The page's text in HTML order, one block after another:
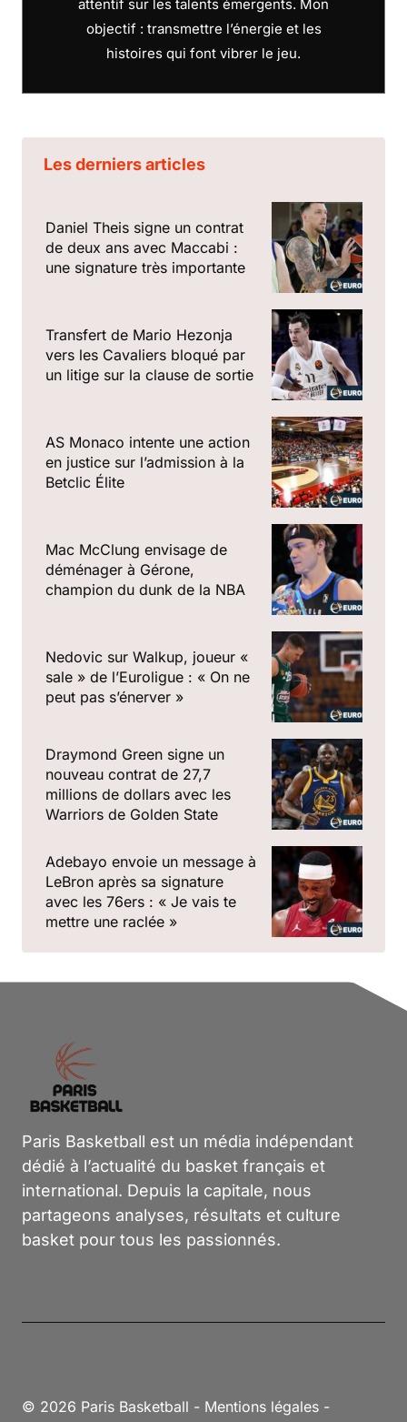
attentif sur les talents émergents. Mon
objectif : transmettre l’énergie et les
histoires qui font vibrer le jeu.
Les derniers articles
Daniel Theis signe un contrat
de deux ans avec Maccabi :
une signature très importante
Transfert de Mario Hezonja
vers les Cavaliers bloqué par
un litige sur la clause de sortie
AS Monaco intente une action
en justice sur l’admission à la
Betclic Élite
Mac McClung envisage de
déménager à Gérone,
champion du dunk de la NBA
Nedovic sur Walkup, joueur «
sale » de l’Euroligue : « On ne
peut pas s’énerver »
Draymond Green signe un
nouveau contrat de 27,7
millions de dollars avec les
Warriors de Golden State
Adebayo envoie un message à
LeBron après sa signature
avec les 76ers : « Je vais te
mettre une raclée »
Paris Basketball est un média indépendant
dédié à l’actualité du basket français et
international. Depuis la capitale, nous
partageons analyses, résultats et culture
basket pour tous les passionnés.
© 2026 Paris Basketball - Mentions légales -